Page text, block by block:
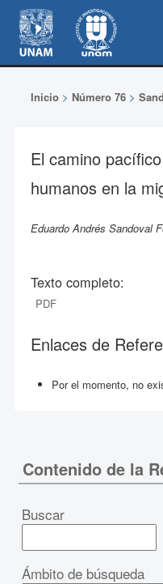
Inicio> Número 76>
El camino
humanos en la
Eduardo Andrés Sandoval
Texto completo:
PDF
Enlaces de
Por el momento, no
Contenido de la
Buscar
Ámbito de búsqueda